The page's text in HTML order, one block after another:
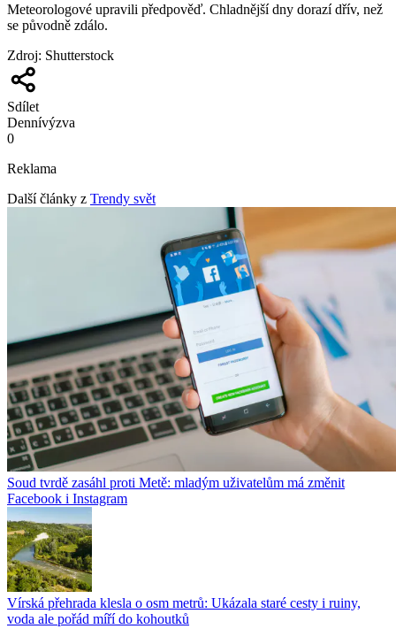
Meteorologové upravili předpověď. Chladnější dny dorazí dřív, než
se původně zdálo.
Zdroj: Shutterstock
Sdílet
Dennívýzva
0
Reklama
Další články z Trendy svět
Soud tvrdě zasáhl proti Metě: mladým uživatelům má změnit
Facebook i Instagram
Vírská přehrada klesla o osm metrů: Ukázala staré cesty i ruiny,
voda ale pořád míří do kohoutků